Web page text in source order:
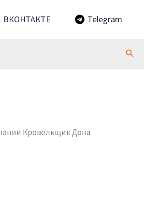
ВКОНТАКТЕ Telegram
Кровельщик Дона